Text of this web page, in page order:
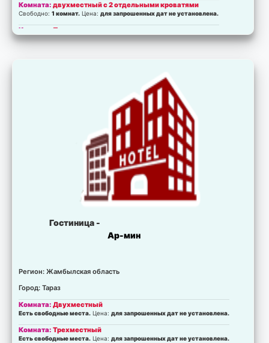
Комната:двухместный с 2 отдельными кроватями
Свободно:1 комнат. Цена:для запрошенных дат не установлена.
Комната:Полулюкс
Свободно:1 комнат.Цена:для запрошенных дат не установлена.
для запрошенных дат не установлена.
Классический трехместный
для запрошенных дат не установлена.
Роскошный трехместный
Цена:для запрошенных дат не установлена.
Классический четырехместный
Цена:для запрошенных дат не установлена.
Гостиница -
Ар-мин
Регион: Жамбылская область
Город: Тараз
Комната:Двухместный
Есть свободные места. Цена:для запрошенных дат не установлена.
Комната:Трехместный
Есть свободные места. Цена:для запрошенных дат не установлена.